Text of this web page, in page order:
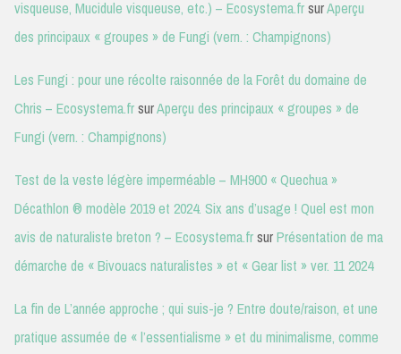
visqueuse, Mucidule visqueuse, etc.) – Ecosystema.frsurAperçu
des principaux « groupes » de Fungi (vern. : Champignons)
Les Fungi : pour une récolte raisonnée de la Forêt du domaine de
Chris – Ecosystema.frsurAperçu des principaux « groupes » de
Fungi (vern. : Champignons)
Test de la veste légère imperméable – MH900 « Quechua »
Décathlon ® modèle 2019 et 2024. Six ans d’usage ! Quel est mon
avis de naturaliste breton ? – Ecosystema.frsurPrésentation de ma
démarche de « Bivouacs naturalistes » et « Gear list » ver. 11 2024
La fin de L’année approche ; qui suis-je ? Entre doute/raison, et une
pratique assumée de « l’essentialisme » et du minimalisme, comme